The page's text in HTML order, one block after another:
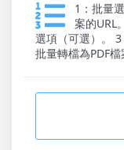
1：批量
案的URL
選項（可選）。 3
批量轉檔為PDF檔